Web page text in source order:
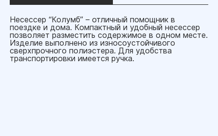
Несессер “Колумб” – отличный помощник в
поездке и дома. Компактный и удобный несессер
позволяет разместить содержимое в одном месте.
Изделие выполнено из износоустойчивого
сверхпрочного полиэстера. Для удобства
транспортировки имеется ручка.